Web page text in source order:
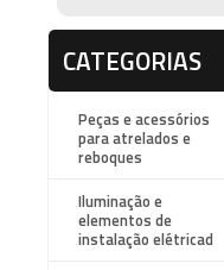
CATEGORIAS
Peças e acessórios
para atrelados e
reboques
Iluminação e
elementos de
instalação elétricad